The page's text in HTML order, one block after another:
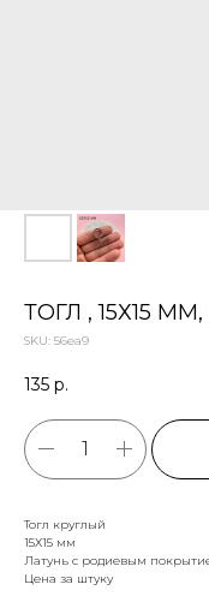
ТОГЛ , 15Х15
SKU: 56еа9
135 р.
Тогл круглый
15Х15 мм
Латунь с родиевым
Цена за штуку